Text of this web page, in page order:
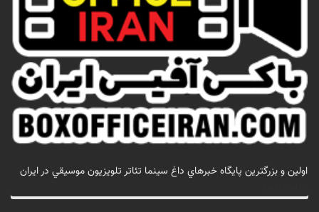
اولين و بزرگترين پايگاه خبرهاي داغ سينما تئاتر تلويزيون موسيقي در ايران